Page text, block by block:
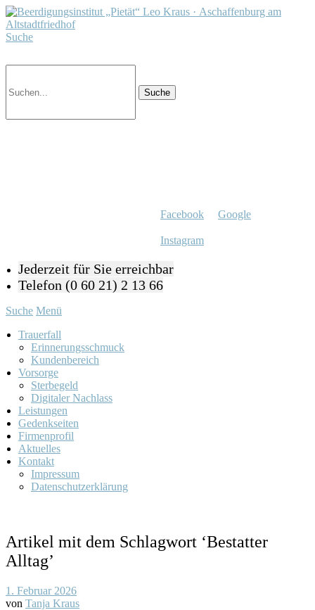
Suche
Facebook Google
Instagram
Jederzeit für Sie erreichbar
Telefon (0 60 21) 2 13 66
Suche Menü
Trauerfall
Erinnerungsschmuck
Kundenbereich
Vorsorge
Sterbegeld
Digitaler Nachlass
Leistungen
Gedenkseiten
Firmenprofil
Aktuelles
Kontakt
Impressum
Datenschutzerklärung
Artikel mit dem Schlagwort ‘Bestatter
Alltag’
1. Februar 2026
von Tanja Kraus